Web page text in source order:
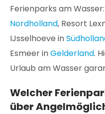
Ferienparks am
Nordholland, Resort
IJsselhoeve in
Esmeer inGelderland.
Urlaub am Wasser
Welcher
über